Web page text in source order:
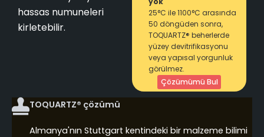
hassas numuneleri
kirletebilir.
25°C ile 1100°C arasında
50 döngüden sonra,
TOQUARTZ® beherlerde
yüzey devitrifikasyonu
veya yapısal yorgunluk
görülmez.
Çözümümü Bul
TOQUARTZ® çözümü
Almanya'nın Stuttgart kentindeki bir malzeme bilimi